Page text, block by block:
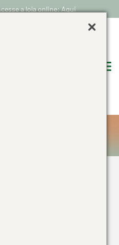
a loja online: Aqui
produtos: